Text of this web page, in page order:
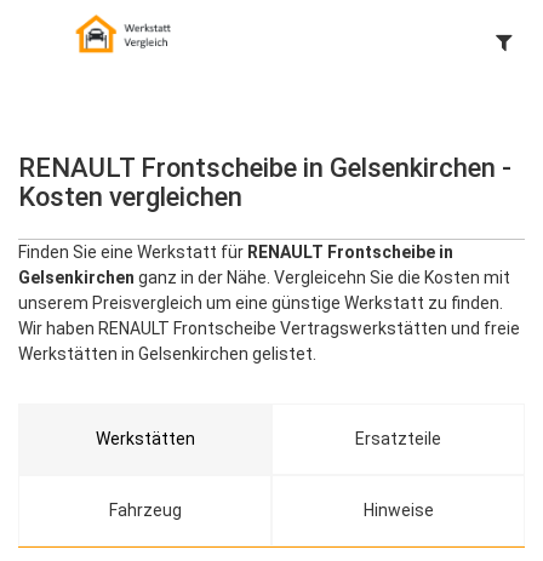
RENAULT Frontscheibe in Gelsenkirchen -
Kosten vergleichen
Finden Sie eine Werkstatt für RENAULT Frontscheibe in
Gelsenkirchen ganz in der Nähe. Vergleicehn Sie die Kosten mit
unserem Preisvergleich um eine günstige Werkstatt zu finden.
Wir haben RENAULT Frontscheibe Vertragswerkstätten und freie
Werkstätten in Gelsenkirchen gelistet.
Werkstätten Ersatzteile
Fahrzeug Hinweise